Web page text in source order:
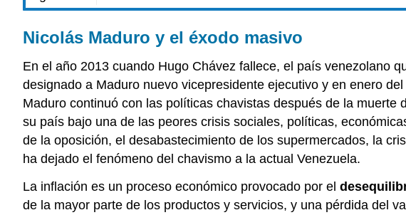
Nicolás Maduro y el éxodo masivo
En el año 2013 cuando Hugo Chávez fallece, el país venezolano
designado a Maduro nuevo vicepresidente ejecutivo y en enero
Maduro continuó con las políticas chavistas después de la
su país bajo una de las peores crisis sociales, políticas,
de la oposición, el desabastecimiento de los supermercados, la
ha dejado el fenómeno del chavismo a la actual Venezuela.
La inflación es un proceso económico provocado por el
de la mayor parte de los productos y servicios, y una pérdida del